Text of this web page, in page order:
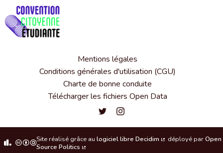
Mentions légales
Conditions générales d'utilisation (CGU)
Charte de bonne conduite
Télécharger les fichiers Open Data
Convention citoyenne étudiante
Convention citoyenne
Site réalisé grâce au logiciel libre Decidim
(Lien externe)
déployé parOpen
Source Politics